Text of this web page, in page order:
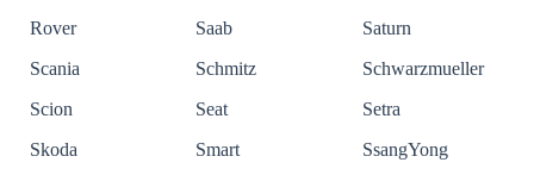
Rover
Saab
Saturn
Scania
Schmitz
Schwarzmueller
Scion
Seat
Setra
Skoda
Smart
SsangYong